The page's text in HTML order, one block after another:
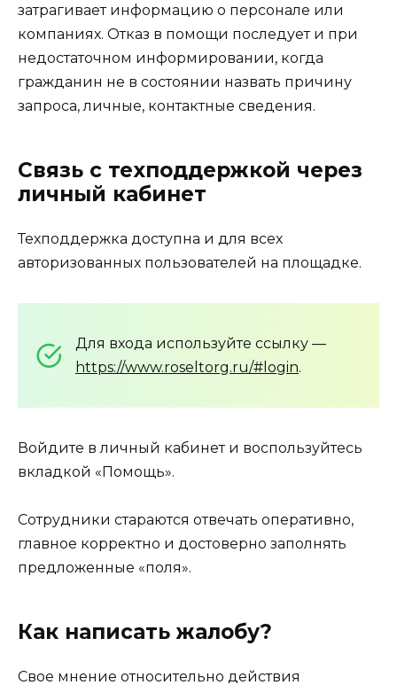
затрагивает информацию о персонале или
компаниях. Отказ в помощи последует и при
недостаточном информировании, когда
гражданин не в состоянии назвать причину
запроса, личные, контактные сведения.
Связь с техподдержкой через
личный кабинет
Техподдержка доступна и для всех
авторизованных пользователей на площадке.
Для входа используйте ссылку —
https://www.roseltorg.ru/#login.
Войдите в личный кабинет и воспользуйтесь
вкладкой «Помощь».
Сотрудники стараются отвечать оперативно,
главное корректно и достоверно заполнять
предложенные «поля».
Как написать жалобу?
Свое мнение относительно действия